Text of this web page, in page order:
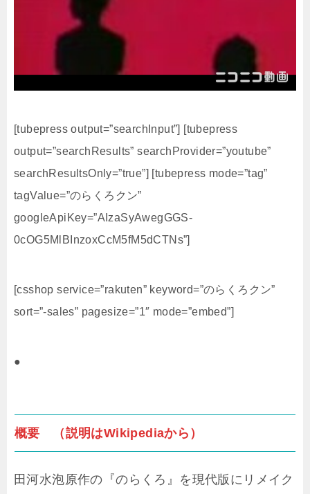
[tubepress output=”searchInput”] [tubepress
output=”searchResults” searchProvider=”youtube”
searchResultsOnly=”true”] [tubepress mode=”tag”
tagValue=”のらくろクン”
googleApiKey=”AIzaSyAwegGGS-
0cOG5MlBInzoxCcM5fM5dCTNs”]
[csshop service=”rakuten” keyword=”のらくろクン”
sort=”-sales” pagesize=”1″ mode=”embed”]
●
概要 （説明はWikipediaから）
田河水泡原作の『のらくろ』を現代版にリメイク